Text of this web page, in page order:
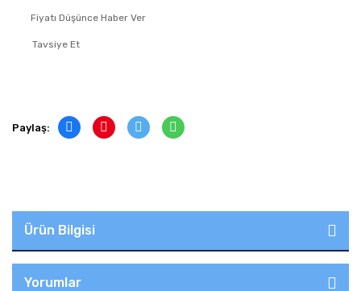
Fiyatı Düşünce Haber Ver
Tavsiye Et
Paylaş:
Ürün Bilgisi
Yorumlar